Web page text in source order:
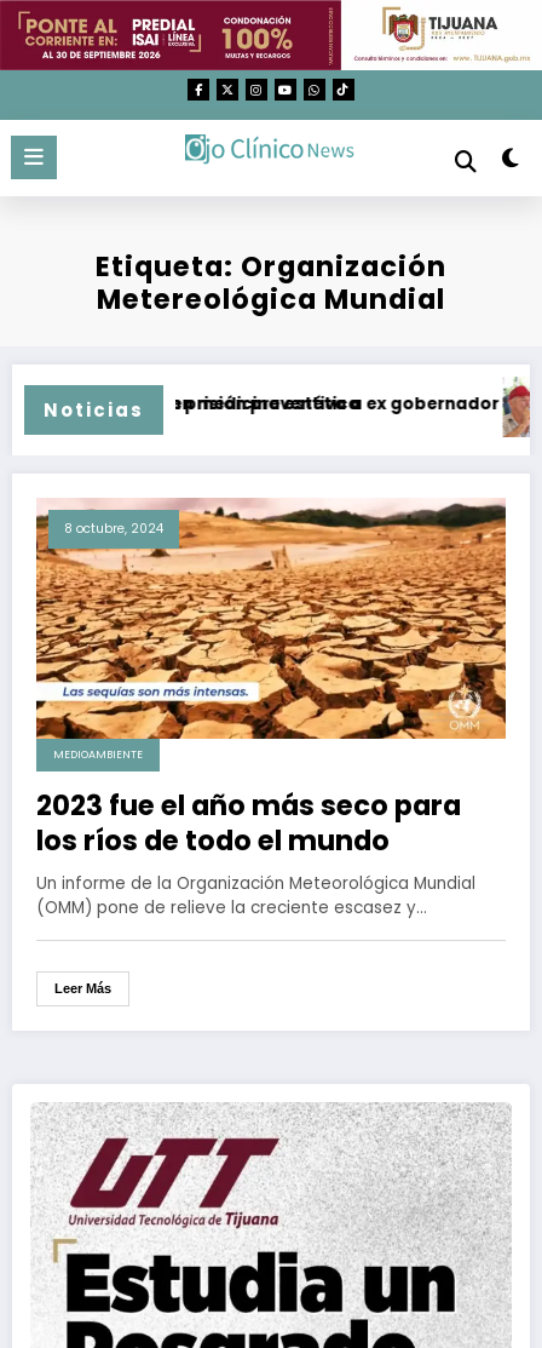
Saltar
contenido
Etiqueta: Organización
Metereológica Mundial
Noticias
utilizados en medicina estética
y dan prisión preventiva a ex gobernador de
8 octubre, 2024
MEDIOAMBIENTE
2023 fue el año más seco para
los ríos de todo el mundo
Un informe de la Organización Meteorológica Mundial
(OMM) pone de relieve la creciente escasez y…
Leer Más